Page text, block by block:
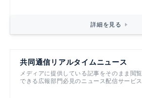
詳細を見る
共同通信リアルタイムニュース
メディアに提供している記事をそのまま閲覧
できる広報部門必見のニュース配信サービス